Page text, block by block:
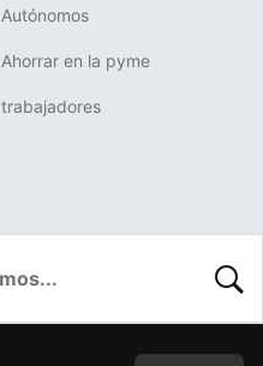
Autónomos
Ahorrar en la pyme
trabajadores